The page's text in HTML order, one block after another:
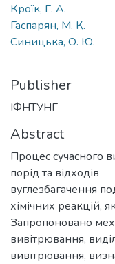
Кроїк, Г. А.
Гаспарян, М. К.
Синицька, О. Ю.
Publisher
ІФНТУНГ
Abstract
Процес сучасного
порід та відходів
вуглезбагачення
хімічних реакцій,
Запропоновано
вивітрювання,
вивітрювання,